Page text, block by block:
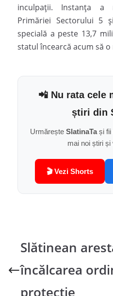
inculpații. Instanța a
Primăriei Sectorului 5
specială a peste 13,7
statul încearcă acum să o
📲 Nu rata cele
știri din
Urmărește SlatinaTași fii
mai noi știri și
🎬 Vezi Shorts
Slătinean
încălcarea
protecție